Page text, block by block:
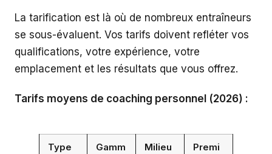
La tarification est là où de nombreux entraîneurs
se sous-évaluent. Vos tarifs doivent refléter vos
qualifications, votre expérience, votre
emplacement et les résultats que vous offrez.
Tarifs moyens de coaching personnel (2026) :
Type
Gamm
Milieu
Premi